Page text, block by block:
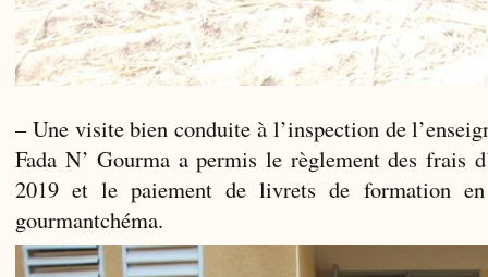
– Une visite bien conduite à l’inspection de
Fada N’ Gourma a permis le règlement des frais
2019 et le paiement de livrets de formation
gourmantchéma.